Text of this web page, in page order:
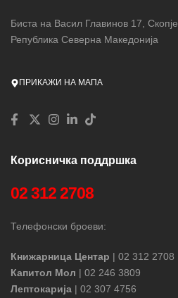
Биста на Васил Главинов 17, Скопје,
Република Северна Македонија
ПРИКАЖИ НА МАПА
Корисничка поддршка
02 312 2708
Телефонски броеви:
Книжарница Центар | 02 312 2708
Капитол Мол | 02 246 3809
Лептокарија | 02 307 4756